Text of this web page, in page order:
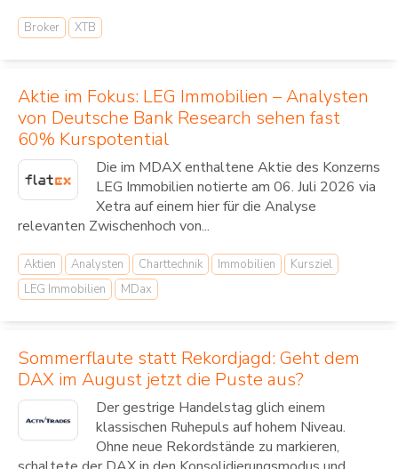
Broker XTB
Aktie im Fokus: LEG Immobilien – Analysten
von Deutsche Bank Research sehen fast
60% Kurspotential
Die im MDAX enthaltene Aktie des Konzerns
LEG Immobilien notierte am 06. Juli 2026 via
Xetra auf einem hier für die Analyse
relevanten Zwischenhoch von...
Aktien Analysten Charttechnik Immobilien
Kursziel
LEG Immobilien
MDax
Sommerflaute statt Rekordjagd: Geht dem
DAX im August jetzt die Puste aus?
Der gestrige Handelstag glich einem
klassischen Ruhepuls auf hohem Niveau.
Ohne neue Rekordstände zu markieren,